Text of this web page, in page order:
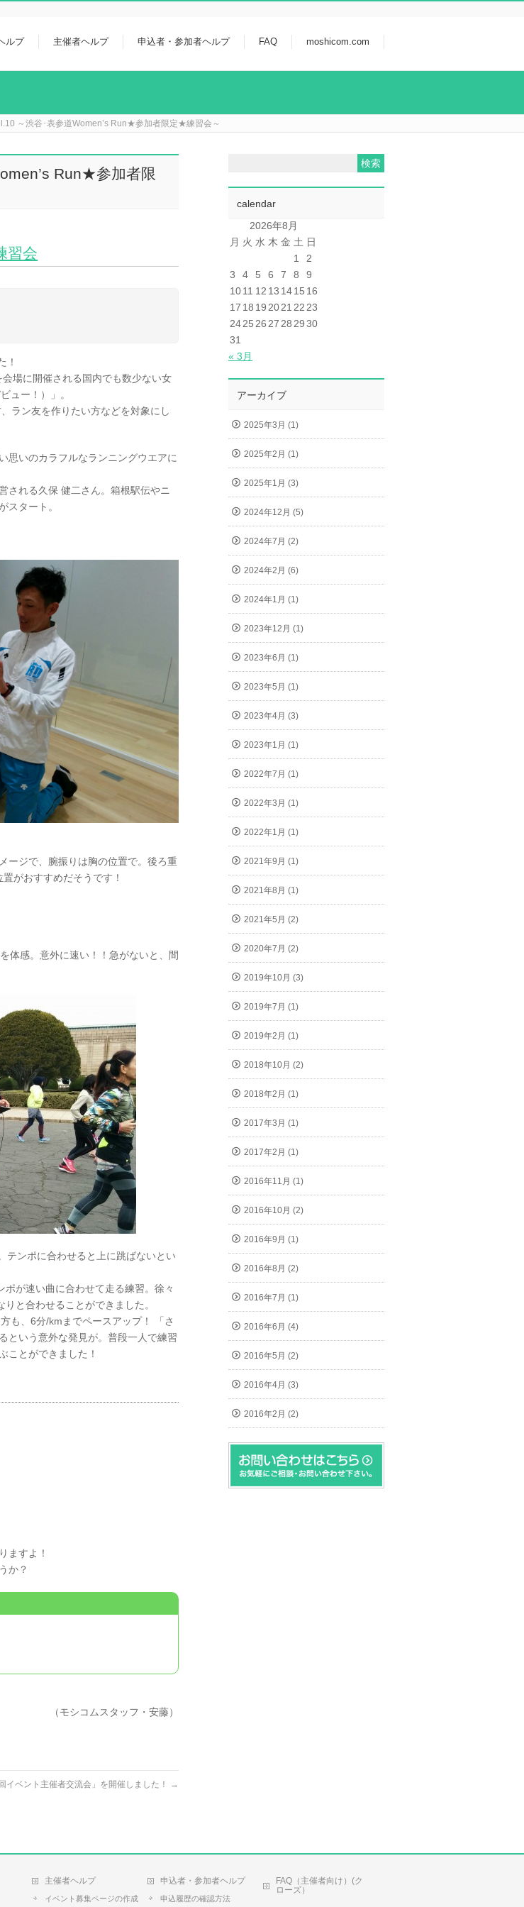
ルプ 主催者ヘルプ 申込者・参加者ヘルプ FAQ moshicom.com
～渋谷･表参道Women’s Run★参加者限定★練習会～
Run★参加者限
習会
！
会場に開催される国内でも数少ない女
ュー！）」。
ラン友を作りたい方などを対象にし
思いのカラフルなランニングウエアに
される久保 健二さん。箱根駅伝やニ
スタート。
ージで、腕振りは胸の位置で。後ろ重
がおすすめだそうです！
体感。意外に速い！！急がないと、間
テンポに合わせると上に跳ばないとい
が速い曲に合わせて走る練習。徐々
と合わせることができました。
も、6分/kmまでペースアップ！ 「さ
という意外な発見が。普段一人で練習
ことができました！
ますよ！
か？
（モシコムスタッフ・安藤）
イベント主催者交流会」を開催しました！ →
calendar
2026年8月
月 火 水 木 金 土 日
1
2
3
4 5 6 7 8
9
1011 12 13 1415 16
17 18 19 2021 22 23
2425 26 27 28 2930
31
« 3月
アーカイブ
2025年3月 (1)
2025年2月 (1)
2025年1月 (3)
2024年12月 (5)
2024年7月 (2)
2024年2月 (6)
2024年1月 (1)
2023年12月 (1)
2023年6月 (1)
2023年5月 (1)
2023年4月 (3)
2023年1月 (1)
2022年7月 (1)
2022年3月 (1)
2022年1月 (1)
2021年9月 (1)
2021年8月 (1)
2021年5月 (2)
2020年7月 (2)
2019年10月 (3)
2019年7月 (1)
2019年2月 (1)
2018年10月 (2)
2018年2月 (1)
2017年3月 (1)
2017年2月 (1)
2016年11月 (1)
2016年10月 (2)
2016年9月 (1)
2016年8月 (2)
2016年7月 (1)
2016年6月 (4)
2016年5月 (2)
2016年4月 (3)
2016年2月 (2)
主催者ヘルプ
イベント募集ページの作成
申込者・参加者ヘルプ
申込履歴の確認方法
FAQ（主催者向け）(ク
ローズ）